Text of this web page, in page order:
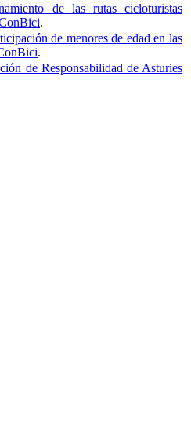
de las rutas cicloturistas
.
de menores de edad en las
.
de Responsabilidad de Asturies